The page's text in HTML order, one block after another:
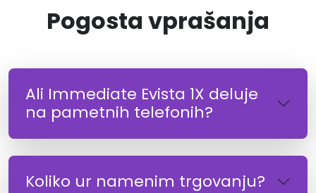
Pogosta vprašanja
Ali Immediate Evista 1X deluje
na pametnih telefonih?
Koliko ur namenim trgovanju?